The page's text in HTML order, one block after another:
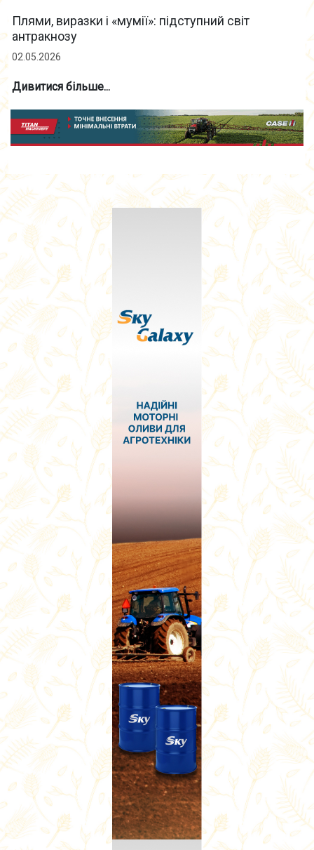
Плями, виразки і «мумії»: підступний світ
антракнозу
02.05.2026
Дивитися більше...